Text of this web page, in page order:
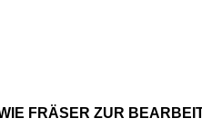
FRÄSER ZUR